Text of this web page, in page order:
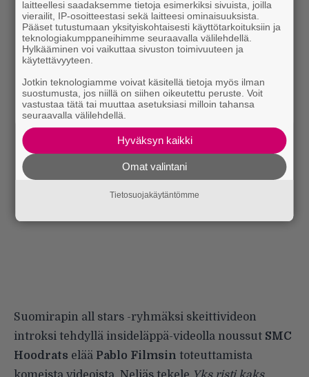
Suomirapin all stars -ryhmäksi skeittivideon
introksi tehdyllä insideläppä-videolla noussut SMC
Hoodrats elää Pablo Filmsin toteuttamista
laitteellesi saadaksemme tietoja esimerkiksi sivuista, joilla
vierailit, IP-osoitteestasi sekä laitteesi ominaisuuksista.
Pääset tutustumaan yksityiskohtaisesti käyttötarkoituksiin ja
teknologiakumppaneihimme seuraavalla välilehdellä.
Hylkääminen voi vaikuttaa sivuston toimivuuteen ja
käytettävyyteen.
Jotkin teknologiamme voivat käsitellä tietoja myös ilman
suostumusta, jos niillä on siihen oikeutettu peruste. Voit
vastustaa tätä tai muuttaa asetuksiasi milloin tahansa
seuraavalla välilehdellä.
Hyväksyn kaikki
Omat valintani
Tietosuojakäytäntömme